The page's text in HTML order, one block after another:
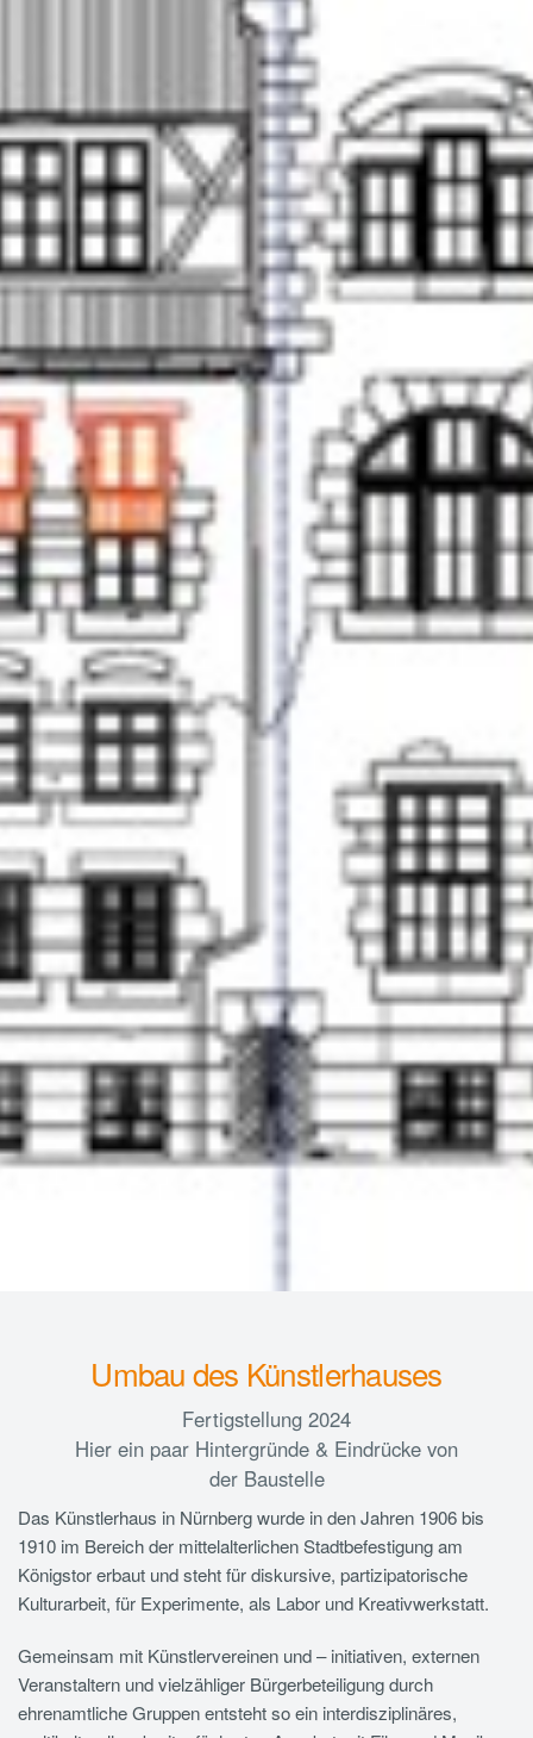
Umbau des Künstlerhauses
Fertigstellung 2024
Hier ein paar Hintergründe & Eindrücke von
der Baustelle
Das Künstlerhaus in Nürnberg wurde in den Jahren 1906 bis
1910 im Bereich der mittelalterlichen Stadtbefestigung am
Königstor erbaut und steht für diskursive, partizipatorische
Kulturarbeit, für Experimente, als Labor und Kreativwerkstatt.
Gemeinsam mit Künstlervereinen und – initiativen, externen
Veranstaltern und vielzähliger Bürgerbeteiligung durch
ehrenamtliche Gruppen entsteht so ein interdisziplinäres,